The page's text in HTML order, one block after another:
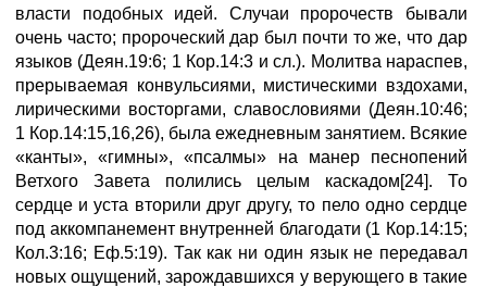
власти подобных идей. Случаи пророчеств бывали
очень часто; пророческий дар был почти то же, что дар
языков (Деян.19:6; 1 Кор.14:3 и сл.). Молитва нараспев,
прерываемая конвульсиями, мистическими вздохами,
лирическими восторгами, славословиями (Деян.10:46;
1 Кор.14:15,16,26), была ежедневным занятием. Всякие
«канты», «гимны», «псалмы» на манер песнопений
Ветхого Завета полились целым каскадом[24]. То
сердце и уста вторили друг другу, то пело одно сердце
под аккомпанемент внутренней благодати (1 Кор.14:15;
Кол.3:16; Еф.5:19). Так как ни один язык не передавал
новых ощущений, зарождавшихся у верующего в такие